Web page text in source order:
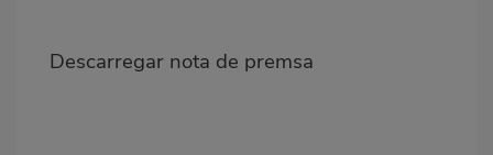
Descarregar nota de premsa